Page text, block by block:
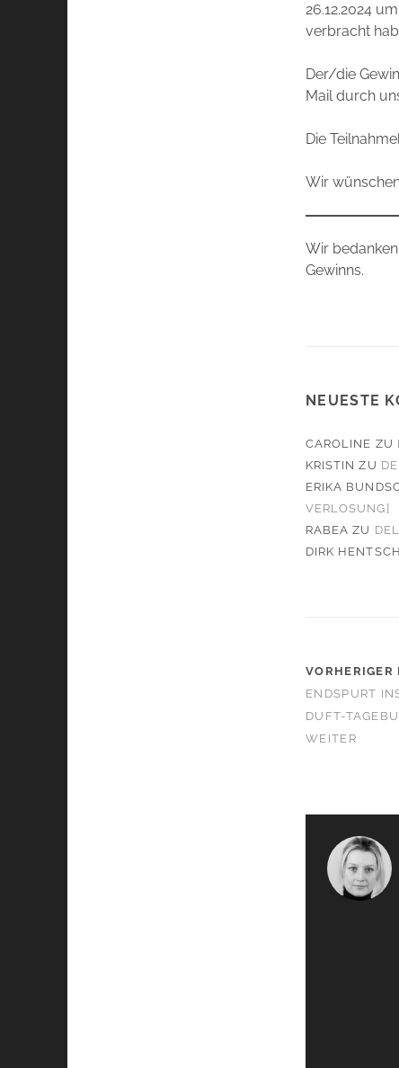
26.12.2024
verbracht
Der/die
Mail durch
Die
Wir
Wir
Gewinns.
NEUESTE
CAROLINE ZU
KRISTIN ZU
ERIKA
VERLOSUNG]
RABEA ZU
DIRK
VORHERIGER
ENDSPURT
DUFT-
WEITER